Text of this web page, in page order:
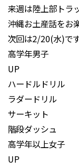
来週は陸上部トラ
沖縄お土産話をお
次回は2/20(水)で
高学年男子
UP
ハードルドリル
ラダードリル
サーキット
階段ダッシュ
高学年以上女子
UP